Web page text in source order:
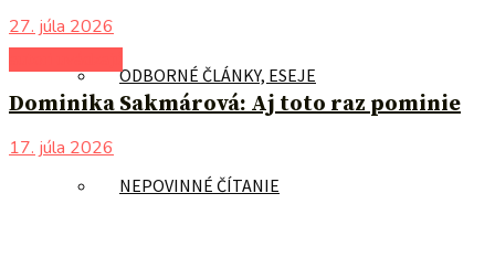
ODBORNÉ ČLÁNKY, ESEJE
NEPOVINNÉ ČÍTANIE
27. júla 2026
Dominika Sakmárová: Aj toto raz pominie
17. júla 2026